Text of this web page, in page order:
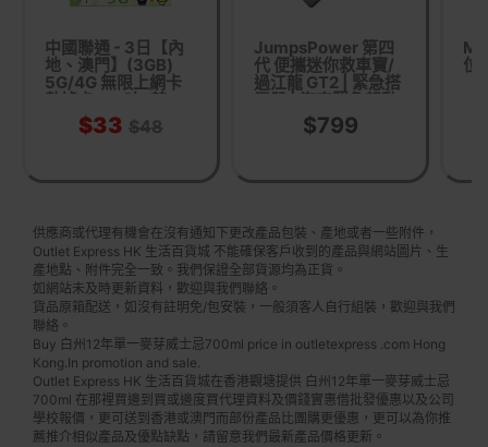
中國聯通 - 3日【內
地、澳門】(3GB)
5G/4G 無限上網卡
數據卡SIM咭 (首
3GB高速數據)
$33 $48
JumpsPower 第四
代 便攜迷你救車寶/
過江龍 GT2 | 緊急搭
電器 | 汽車緊急起動
器 | 汽車應急工具
$799
位
供應商或代理有機會在沒有通知下更改產品包裝、產地或者一些附件，
Outlet Express HK 生活百貨城 不能確保客戶收到的產品與網站圖片、生
產地點、附件完全一致。我們保證全部貨源均為正貨。
如網站未及時更新資料，歡迎與我們聯絡。
貨品原箱配送，如沒有註明免/包安裝，一般須客人自行組裝，歡迎與我們
聯絡。
Buy 白州12年單一麥芽威士忌700ml price in outletexpress .com Hong
Kong.In promotion and sale.
Outlet Express HK 生活百貨城在香港觀塘提供 白州12年單一麥芽威士忌
700ml 在那裡買邊到買或邊度買代理資料及價錢實惠借批發優惠以及公司
學校報價，更可送到香港或澳門而部份產品比團購更優惠，更可以為你推
薦推介相似產品及優點缺點，請留意我們最新產品價格更新。